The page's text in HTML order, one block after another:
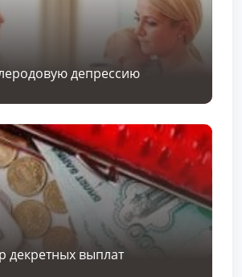
депрессию
декретных выплат